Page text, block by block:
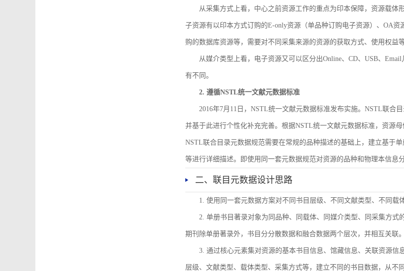
从采集方式上看，中心之前资源工作的重点为印本保障，资源载
子资源有以印本方式订购的E-only资源（单品种订购电子资源）、OA
购的数据库资源等，需要对不同采集来源的资源的获取方式、使用权益
从媒介类型上看，电子资源又可以区分出Online、CD、USB、
有不同。
2. 遵循NSTL统一文献元数据标准
2016年7月11日，NSTL统一文献元数据标准发布实施。NSTL联合
并基于此进行个性化补充完善。根据NSTL统一文献元数据标准，资源
NSTL联合目录元数据规范需要在常规的品种描述的基础上，建立基于
等进行详细描述。即使用同一套元数据规范对资源的品种和物理本信息
二、联目元数据设计思路
1. 使用同一套元数据方案对不同书目层级、不同文献类型、不同载
2. 单册书目著录对象为同品种、同载体、同媒介类型、同采集方式
期刊除单册著录外，书目分分散数据和融合数据两个层次，并相互关联。
3. 通过核心元素集对资源的基本书目信息、馆藏信息、关联资源
层级、文献类型、载体类型、采集方式等，建立不同的书目数据，从不